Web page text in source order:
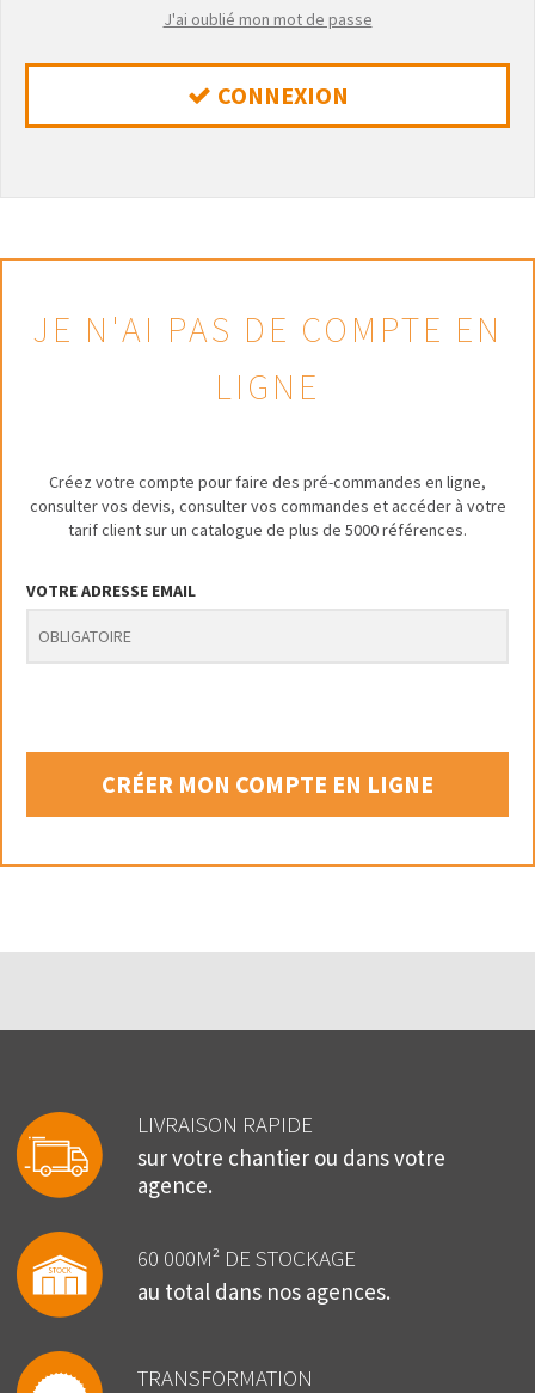
J'ai oublié mon mot de passe
CONNEXION
JE N'AI PAS DE COMPTE EN
LIGNE
Créez votre compte pour faire des pré-commandes en ligne,
consulter vos devis, consulter vos commandes et accéder à votre
tarif client sur un catalogue de plus de 5000 références.
VOTRE ADRESSE EMAIL
CRÉER MON COMPTE EN LIGNE
LIVRAISON RAPIDE
sur votre chantier ou dans votre
agence.
60 000M² DE STOCKAGE
au total dans nos agences.
TRANSFORMATION